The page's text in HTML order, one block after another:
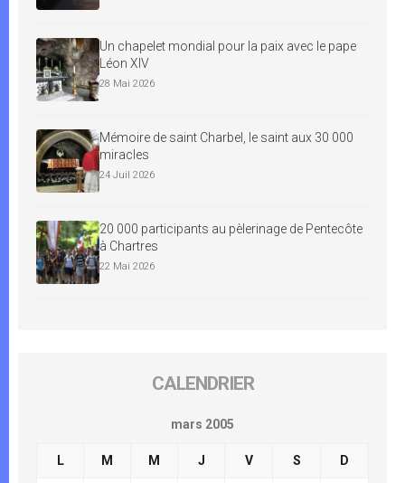
Un chapelet mondial pour la paix avec le pape
Léon XIV
28 Mai 2026
Mémoire de saint Charbel, le saint aux 30 000
miracles
24 Juil 2026
20 000 participants au pèlerinage de Pentecôte
à Chartres
22 Mai 2026
CALENDRIER
mars 2005
L M M J V S D